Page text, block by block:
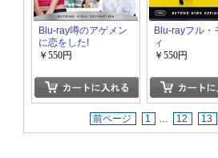
Blu-ray噂のアゲメン
に恋をした!
￥550円
Blu-rayフル・
ィ
￥550円
前ページ 1 … 12 13